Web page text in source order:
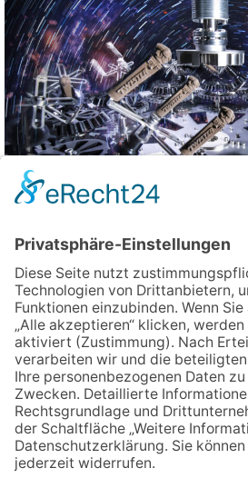
Überzeugen Sie sich selbst! Senden
testen Sie so ganz unverbindlich
Sie erhalten perfekt bearbeitete Bauteile
Testprotokoll mit wertvollen
können Sie live nachvollziehen, welche
Technologie erzielen lassen.